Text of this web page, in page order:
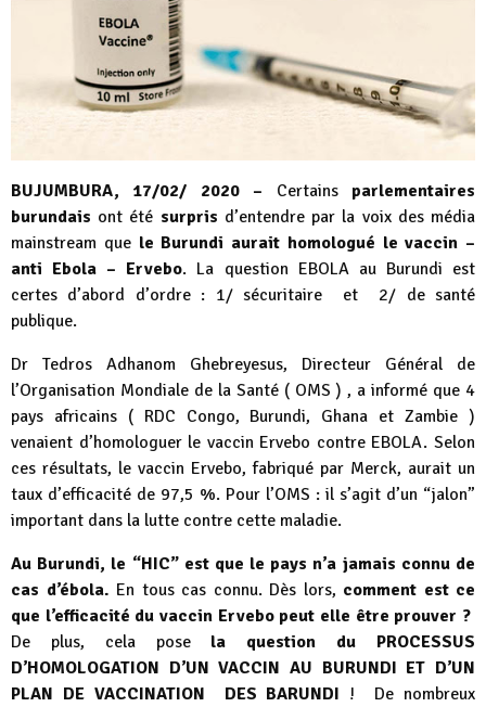
BUJUMBURA, 17/02/ 2020 – Certains parlementaires
burundais ont été surpris d’entendre par la voix des média
mainstream que le Burundi aurait homologué le vaccin –
anti Ebola – Ervebo. La question EBOLA au Burundi est
certes d’abord d’ordre : 1/ sécuritaire et 2/ de santé
publique.
Dr Tedros Adhanom Ghebreyesus, Directeur Général de
l’Organisation Mondiale de la Santé ( OMS ) , a informé que 4
pays africains ( RDC Congo, Burundi, Ghana et Zambie )
venaient d’homologuer le vaccin Ervebo contre EBOLA. Selon
ces résultats, le vaccin Ervebo, fabriqué par Merck, aurait un
taux d’efficacité de 97,5 %. Pour l’OMS : il s’agit d’un “jalon”
important dans la lutte contre cette maladie.
Au Burundi, le “HIC” est que le pays n’a jamais connu de
cas d’ébola. En tous cas connu. Dès lors, comment est ce
que l’efficacité du vaccin Ervebo peut elle être prouver ?
De plus, cela pose la question du PROCESSUS
D’HOMOLOGATION D’UN VACCIN AU BURUNDI ET D’UN
PLAN DE VACCINATION DES BARUNDI ! De nombreux